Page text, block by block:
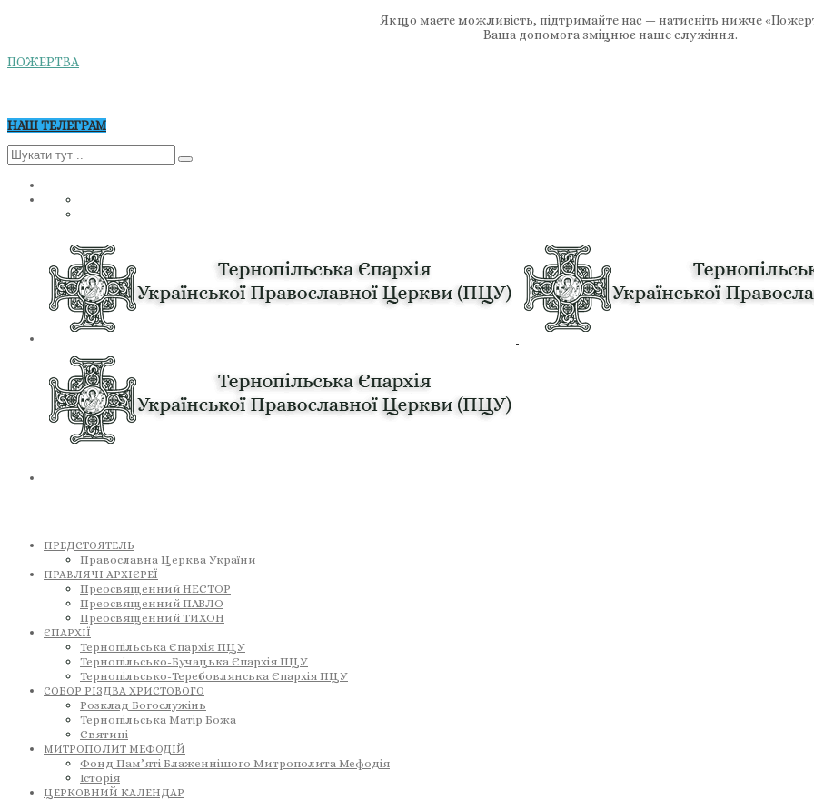
Якщо маєте можливість, підтримайте нас — натисніть нижче
Ваша допомога зміцнює наше служіння.
ПОЖЕРТВА
НАШ ТЕЛЕГРАМ
ПРЕДСТОЯТЕЛЬ
Православна Церква України
ПРАВЛЯЧІ АРХІЄРЕЇ
Преосвященний НЕСТОР
Преосвященний ПАВЛО
Преосвященний ТИХОН
ЄПАРХІЇ
Тернопільська Єпархія ПЦУ
Тернопільсько-Бучацька Єпархія ПЦУ
Тернопільсько-Теребовлянська Єпархія ПЦУ
СОБОР РІЗДВА ХРИСТОВОГО
Розклад Богослужінь
Тернопільська Матір Божа
Святині
МИТРОПОЛИТ МЕФОДІЙ
Фонд Пам’яті Блаженнішого Митрополита Мефодія
Історія
ЦЕРКОВНИЙ КАЛЕНДАР